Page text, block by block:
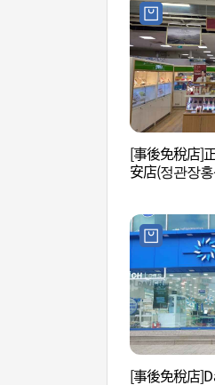
[事後免稅店]
安店(정관장
[事後免稅店